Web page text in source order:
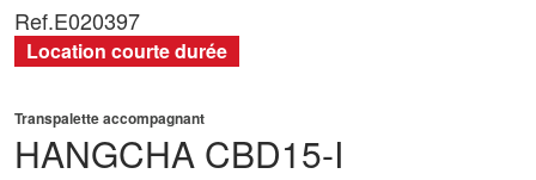
HANGCHA CBD15-I
Transpalette accompagnant
Ref.E020397
Location courte durée